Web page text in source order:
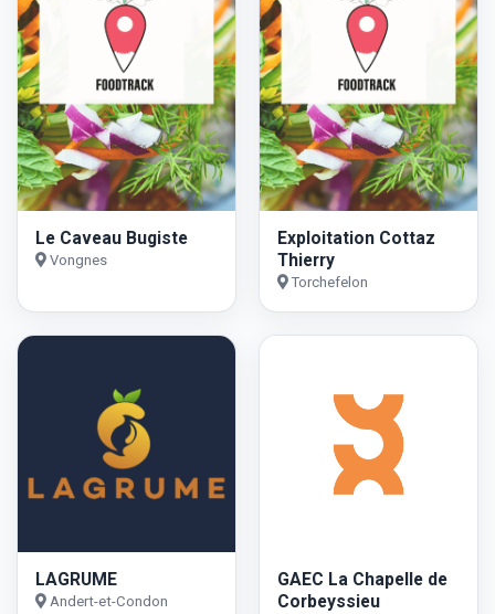
Le Caveau Bugiste
Vongnes
Exploitation Cottaz
Thierry
Torchefelon
LAGRUME
Andert-et-Condon
GAEC La Chapelle de
Corbeyssieu